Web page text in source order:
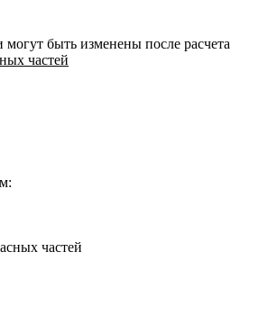
быть изменены после расчета
частей
частей